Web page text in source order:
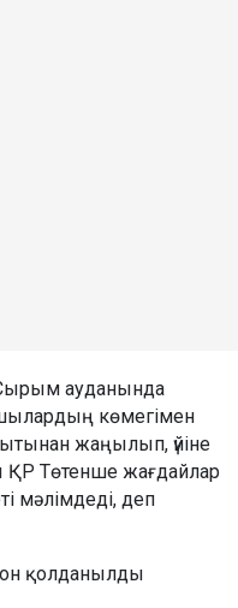
ауданында
көмегімен
жаңылып, үйіне
ҚР Төтенше жағдайлар
мәлімдеді, деп
қолданылды